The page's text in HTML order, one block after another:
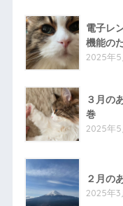
電子レ
機能の
2025年5
３月の
巻
2025年5
２月の
2025年3